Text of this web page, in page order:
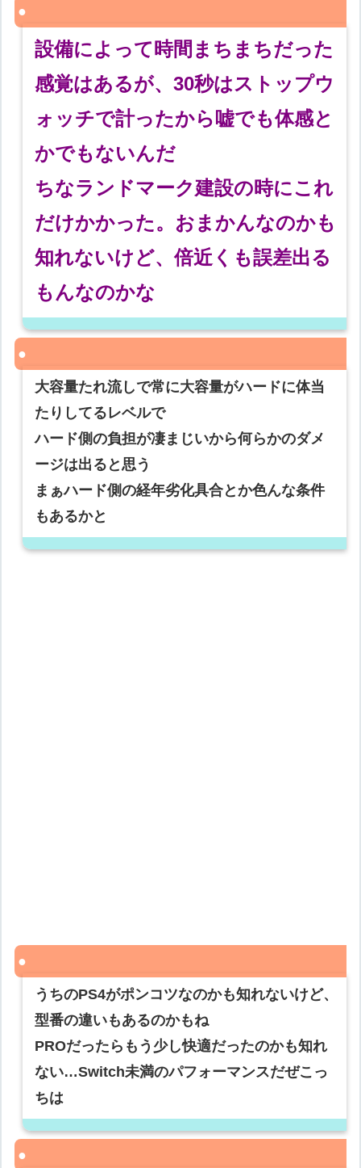
設備によって時間まちまちだった
感覚はあるが、30秒はストップウ
ォッチで計ったから嘘でも体感と
かでもないんだ
ちなランドマーク建設の時にこれ
だけかかった。おまかんなのかも
知れないけど、倍近くも誤差出る
もんなのかな
大容量たれ流しで常に大容量がハードに体当
たりしてるレベルで
ハード側の負担が凄まじいから何らかのダメ
ージは出ると思う
まぁハード側の経年劣化具合とか色んな条件
もあるかと
うちのPS4がポンコツなのかも知れないけど、
型番の違いもあるのかもね
PROだったらもう少し快適だったのかも知れ
ない…Switch未満のパフォーマンスだぜこっ
ちは